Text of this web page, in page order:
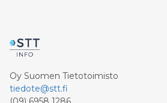
Oy Suomen Tietotoimisto
tiedote@stt.fi